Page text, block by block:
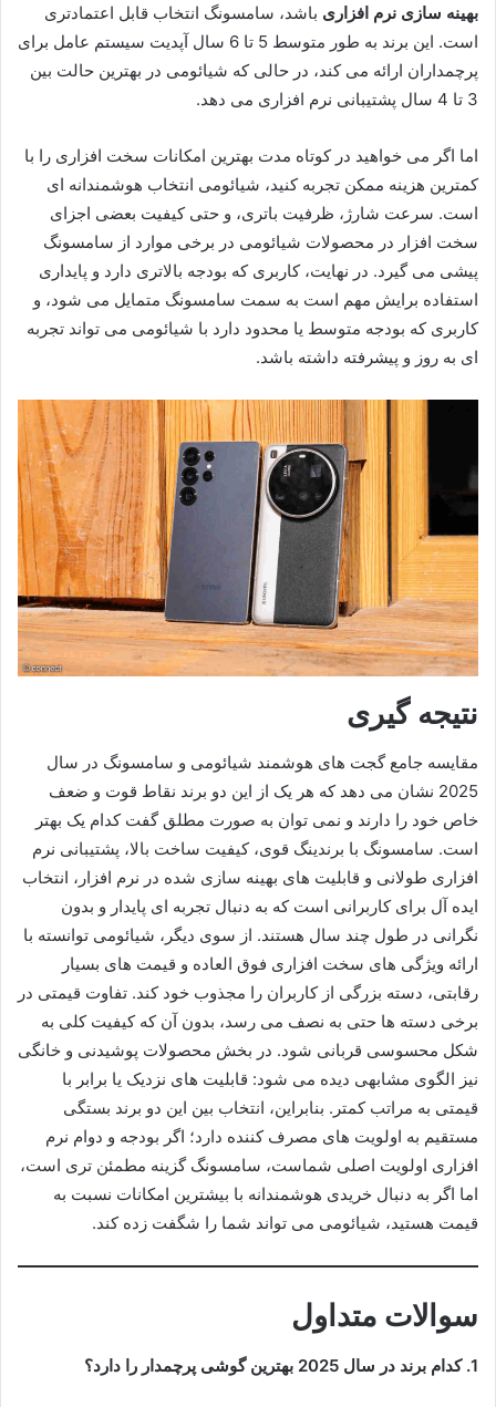
بهینه سازی نرم افزاری باشد، سامسونگ انتخاب قابل اعتمادتری
است. این برند به طور متوسط 5 تا 6 سال آپدیت سیستم عامل برای
پرچمداران ارائه می کند، در حالی که شیائومی در بهترین حالت بین
3 تا 4 سال پشتیبانی نرم افزاری می دهد.
اما اگر می خواهید در کوتاه مدت بهترین امکانات سخت افزاری را با
کمترین هزینه ممکن تجربه کنید، شیائومی انتخاب هوشمندانه ای
است. سرعت شارژ، ظرفیت باتری، و حتی کیفیت بعضی اجزای
سخت افزار در محصولات شیائومی در برخی موارد از سامسونگ
پیشی می گیرد. در نهایت، کاربری که بودجه بالاتری دارد و پایداری
استفاده برایش مهم است به سمت سامسونگ متمایل می شود، و
کاربری که بودجه متوسط یا محدود دارد با شیائومی می تواند تجربه
ای به روز و پیشرفته داشته باشد.
نتیجه گیری
مقایسه جامع گجت های هوشمند شیائومی و سامسونگ در سال
2025 نشان می دهد که هر یک از این دو برند نقاط قوت و ضعف
خاص خود را دارند و نمی توان به صورت مطلق گفت کدام یک بهتر
است. سامسونگ با برندینگ قوی، کیفیت ساخت بالا، پشتیبانی نرم
افزاری طولانی و قابلیت های بهینه سازی شده در نرم افزار، انتخاب
ایده آل برای کاربرانی است که به دنبال تجربه ای پایدار و بدون
نگرانی در طول چند سال هستند. از سوی دیگر، شیائومی توانسته با
ارائه ویژگی های سخت افزاری فوق العاده و قیمت های بسیار
رقابتی، دسته بزرگی از کاربران را مجذوب خود کند. تفاوت قیمتی در
برخی دسته ها حتی به نصف می رسد، بدون آن که کیفیت کلی به
شکل محسوسی قربانی شود. در بخش محصولات پوشیدنی و خانگی
نیز الگوی مشابهی دیده می شود: قابلیت های نزدیک یا برابر با
قیمتی به مراتب کمتر. بنابراین، انتخاب بین این دو برند بستگی
مستقیم به اولویت های مصرف کننده دارد؛ اگر بودجه و دوام نرم
افزاری اولویت اصلی شماست، سامسونگ گزینه مطمئن تری است،
اما اگر به دنبال خریدی هوشمندانه با بیشترین امکانات نسبت به
قیمت هستید، شیائومی می تواند شما را شگفت زده کند.
سوالات متداول
1. کدام برند در سال 2025 بهترین گوشی پرچمدار را دارد؟